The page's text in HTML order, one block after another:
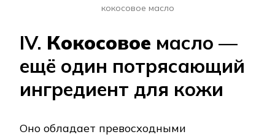
кокосовое масло
IV. Кокосовое масло —
ещё один потрясающий
ингредиент для кожи
Оно обладает превосходными